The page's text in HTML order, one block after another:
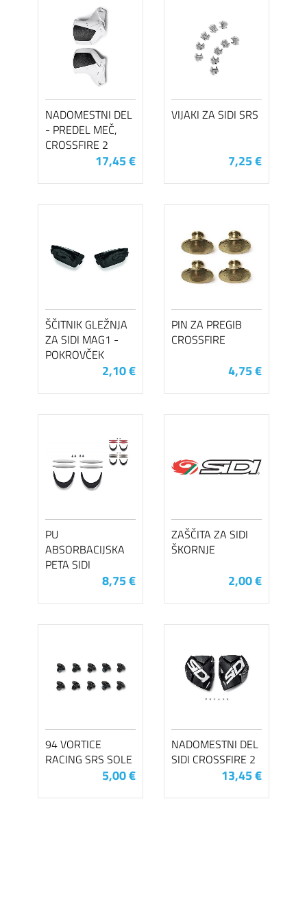
NADOMESTNI DEL
- PREDEL MEČ,
CROSSFIRE 2
17,45 €
VIJAKI ZA SIDI SRS
7,25 €
ŠČITNIK GLEŽNJA
ZA SIDI MAG1 -
POKROVČEK
2,10 €
PIN ZA PREGIB
CROSSFIRE
4,75 €
PU
ABSORBACIJSKA
PETA SIDI
8,75 €
ZAŠČITA ZA SIDI
ŠKORNJE
2,00 €
94 VORTICE
RACING SRS SOLE
5,00 €
NADOMESTNI DEL
SIDI CROSSFIRE 2
13,45 €